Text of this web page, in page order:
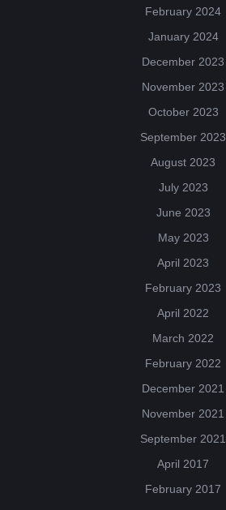
February 2024
January 2024
December 2023
November 2023
October 2023
September 2023
August 2023
July 2023
June 2023
May 2023
April 2023
February 2023
April 2022
March 2022
February 2022
December 2021
November 2021
September 2021
April 2017
February 2017